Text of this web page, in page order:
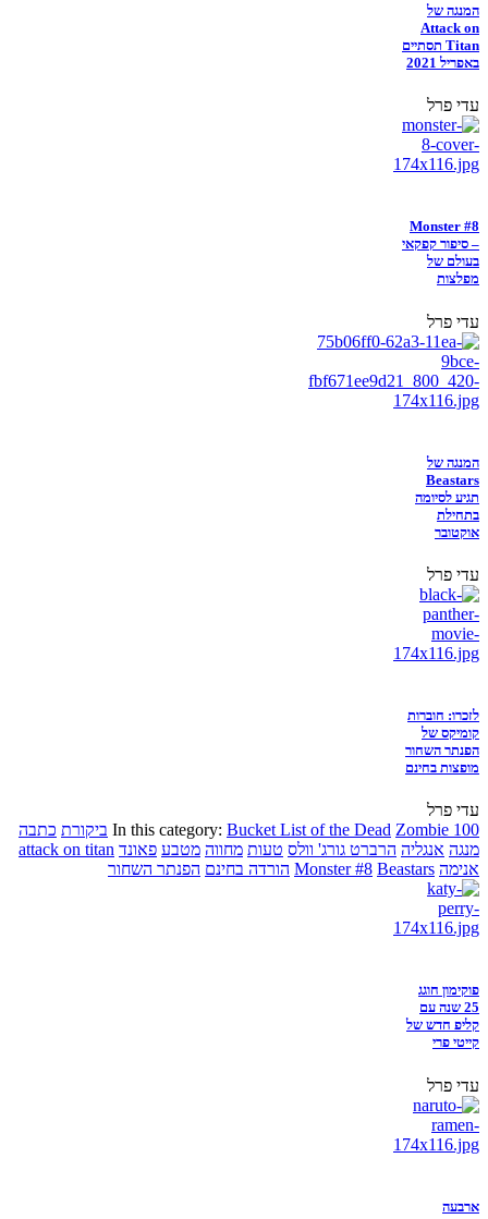
המנגה של
Attack on
Titan תסתיים
באפריל 2021
עדי פרל
Monster #8
– סיפור קפקאי
בעולם של
מפלצות
עדי פרל
המנגה של
Beastars
תגיע לסיומה
בתחילת
אוקטובר
עדי פרל
לזכרו: חוברות
קומיקס של
הפנתר השחור
מופצות בחינם
עדי פרל
In this category: Bucket List of the Dead Zombie 100 ביקורת כתבה
מנגה אנגליה הרברט גורג' וולס טעות מחווה מטבע פאונד attack on titan
אנימה
Monster #8 Beastars הורדה בחינם הפנתר השחור
פוקימון חוגג
25 שנה עם
קליפ חדש של
קייטי פרי
עדי פרל
ארבעה